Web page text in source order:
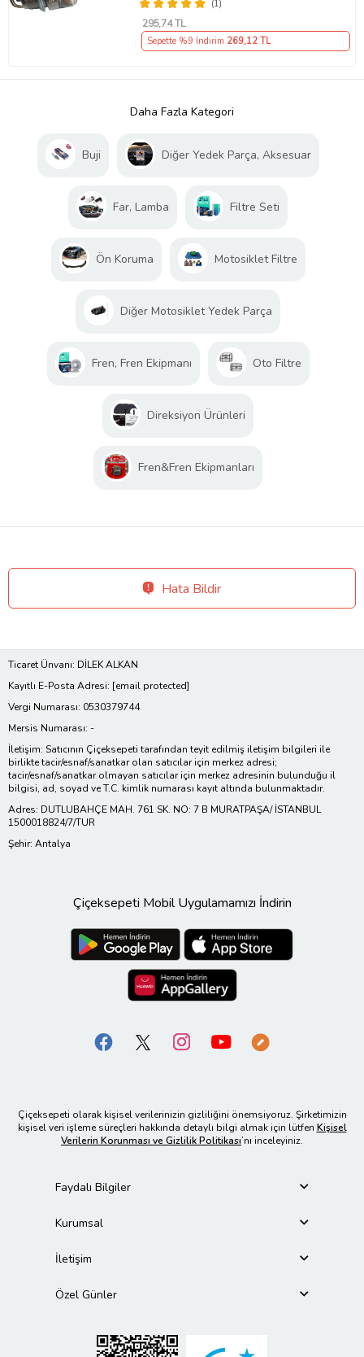
(1)
295,74 TL
Sepette %9 İndirim 269,12 TL
Daha Fazla Kategori
Buji Diğer Yedek Parça, Aksesuar
Far, Lamba Filtre Seti
Ön Koruma Motosiklet Filtre
Diğer Motosiklet Yedek Parça
Fren, Fren Ekipmanı Oto Filtre
Direksiyon Ürünleri
Fren&Fren Ekipmanları
Hata Bildir
Ticaret Ünvanı: DİLEK ALKAN
Kayıtlı E-Posta Adresi: [email protected]
Vergi Numarası: 0530379744
Mersis Numarası: -
İletişim: Satıcının Çiçeksepeti tarafından teyit edilmiş iletişim bilgileri ile
birlikte tacir/esnaf/sanatkar olan satıcılar için merkez adresi;
tacir/esnaf/sanatkar olmayan satıcılar için merkez adresinin bulunduğu il
bilgisi, ad, soyad ve T.C. kimlik numarası kayıt altında bulunmaktadır.
Adres: DUTLUBAHÇE MAH. 761 SK. NO: 7 B MURATPAŞA/ İSTANBUL
1500018824/7/TUR
Şehir: Antalya
Çiçeksepeti Mobil Uygulamamızı İndirin
Çiçeksepeti olarak kişisel verilerinizin gizliliğini önemsiyoruz. Şirketimizin
kişisel veri işleme süreçleri hakkında detaylı bilgi almak için lütfen Kişisel
Verilerin Korunması ve Gizlilik Politikası’nı inceleyiniz.
Faydalı Bilgiler
Kurumsal
İletişim
Özel Günler